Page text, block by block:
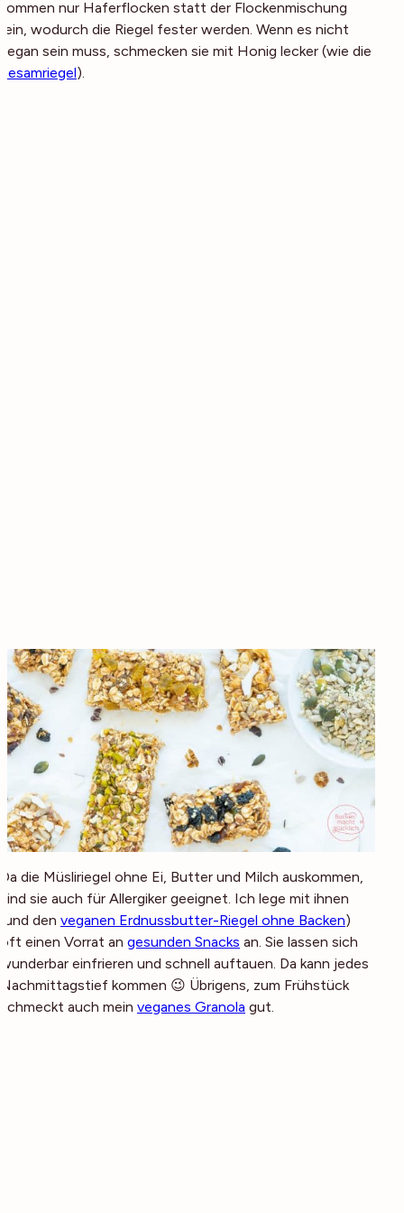
kommen nur Haferflocken statt der Flockenmischung
rein, wodurch die Riegel fester werden. Wenn es nicht
vegan sein muss, schmecken sie mit Honig lecker (wie die
Sesamriegel).
Da die Müsliriegel ohne Ei, Butter und Milch auskommen,
sind sie auch für Allergiker geeignet. Ich lege mit ihnen
(und den veganen Erdnussbutter-Riegel ohne Backen)
oft einen Vorrat an gesunden Snacks an. Sie lassen sich
wunderbar einfrieren und schnell auftauen. Da kann jedes
Nachmittagstief kommen 😉 Übrigens, zum Frühstück
schmeckt auch mein veganes Granola gut.